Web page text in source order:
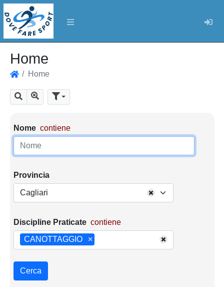
Home
Home
Cerca Mostra tutti i risultati
Parametri di ricerca
Nome contiene
Provincia
Cagliari
Discipline Praticate contiene
×
CANOTTAGGIO
Cerca